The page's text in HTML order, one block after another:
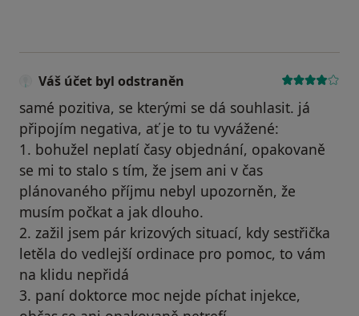
Váš účet byl odstraněn
samé pozitiva, se kterými se dá souhlasit. já
připojím negativa, ať je to tu vyvážené:
1. bohužel neplatí časy objednání, opakovaně
se mi to stalo s tím, že jsem ani v čas
plánovaného příjmu nebyl upozorněn, že
musím počkat a jak dlouho.
2. zažil jsem pár krizových situací, kdy sestřička
letěla do vedlejší ordinace pro pomoc, to vám
na klidu nepřidá
3. paní doktorce moc nejde píchat injekce,